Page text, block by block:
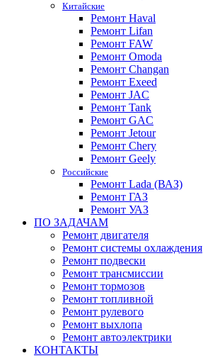
Китайские
Ремонт Haval
Ремонт Lifan
Ремонт FAW
Ремонт Omoda
Ремонт Changan
Ремонт Exeed
Ремонт JAC
Ремонт Tank
Ремонт GAC
Ремонт Jetour
Ремонт Chery
Ремонт Geely
Российские
Ремонт Lada (ВАЗ)
Ремонт ГАЗ
Ремонт УАЗ
ПО ЗАДАЧАМ
Ремонт двигателя
Ремонт системы охлаждения
Ремонт подвески
Ремонт трансмиссии
Ремонт тормозов
Ремонт топливной
Ремонт рулевого
Ремонт выхлопа
Ремонт автоэлектрики
КОНТАКТЫ